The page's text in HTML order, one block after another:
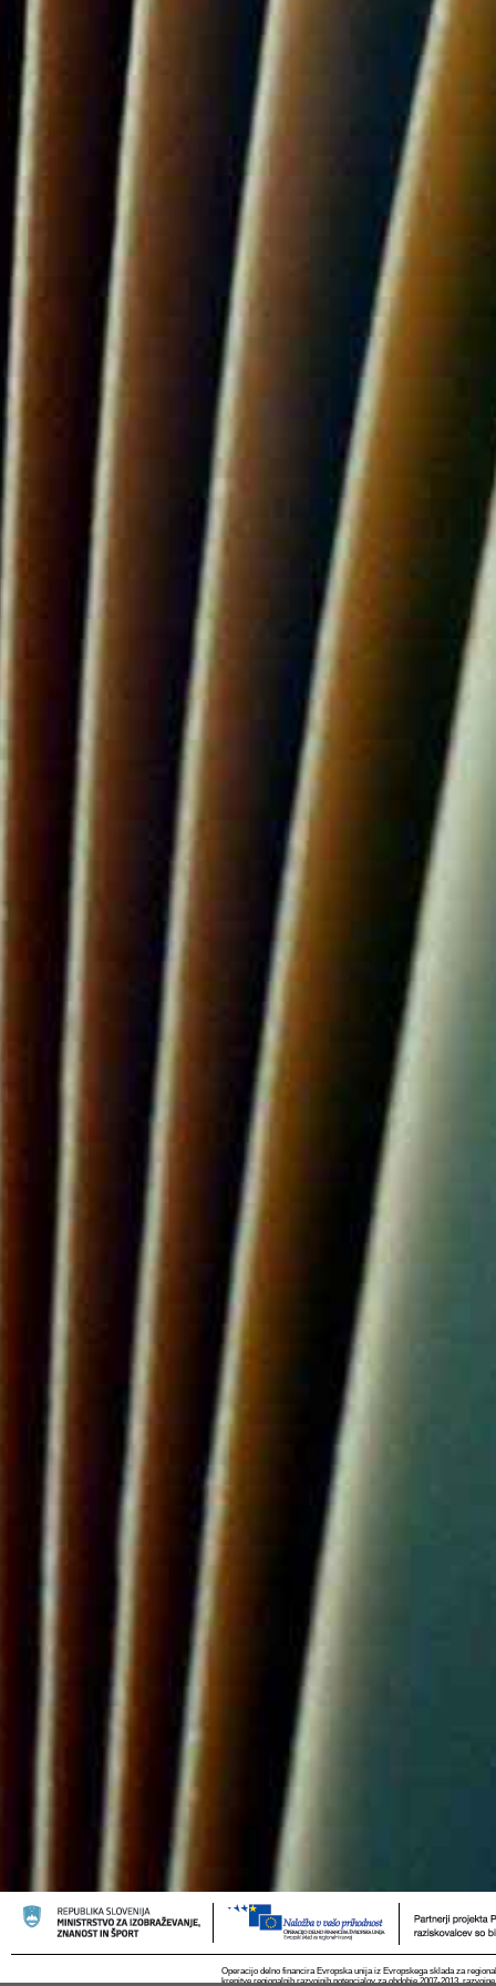
Operacijo delno financira Evropska unija iz Evropskega sklada za
krepitve regionalnih razvojnih potencialov za obdobje 2007-2013,